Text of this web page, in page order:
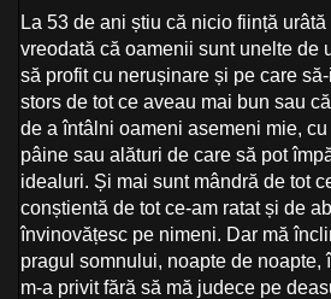
La 53 de ani știu că nicio ființă
vreodată că oamenii sunt unelte de
să profit cu nerușinare și pe care
stors de tot ce aveau mai bun sau
de a întâlni oameni asemeni mie,
pâine sau alături de care să pot
idealuri. Și mai sunt mândră de tot
conștientă de tot ce-am ratat și de
învinovățesc pe nimeni. Dar mă
pragul somnului, noapte de noapte,
m-a privit fără să mă judece pe